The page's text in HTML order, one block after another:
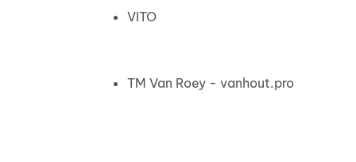
VITO
TM Van Roey - vanhout.pro